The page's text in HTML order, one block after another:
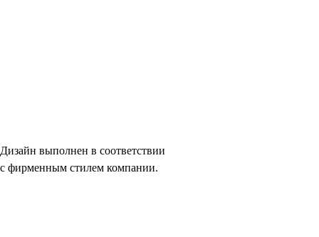
Дизайн выполнен в соответствии
с фирменным стилем компании.